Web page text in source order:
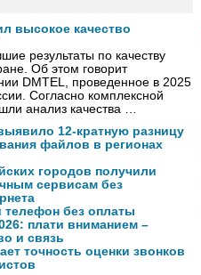
высокое качество
результаты по качеству
Об этом говорит
DMTEL, проведенное в 2025
Согласно комплексной
анализ качества …
12-кратную разницу
файлов в регионах
городов получили
сервисам без
без оплаты
плати вниманием –
и связь
точность оценки звонков